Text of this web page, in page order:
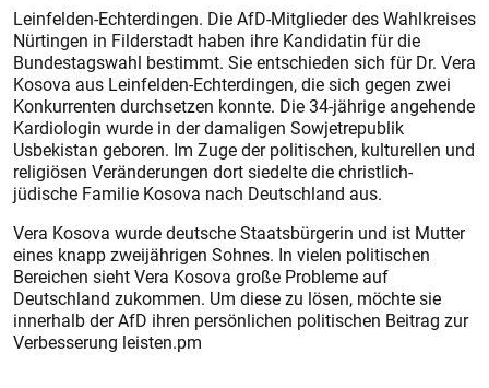
Leinfelden-Echterdingen. Die AfD-Mitglieder des Wahlkreises
Nürtingen in Filderstadt haben ihre Kandidatin für die
Bundestagswahl bestimmt. Sie entschieden sich für Dr. Vera
Kosova aus Leinfelden-Echterdingen, die sich gegen zwei
Konkurrenten durchsetzen konnte. Die 34-jährige angehende
Kardiologin wurde in der damaligen Sowjetrepublik
Usbekistan geboren. Im Zuge der politischen, kulturellen und
religiösen Veränderungen dort siedelte die christlich-
jüdische Familie Kosova nach Deutschland aus.
Vera Kosova wurde deutsche Staatsbürgerin und ist Mutter
eines knapp zweijährigen Sohnes. In vielen politischen
Bereichen sieht Vera Kosova große Probleme auf
Deutschland zukommen. Um diese zu lösen, möchte sie
innerhalb der AfD ihren persönlichen politischen Beitrag zur
Verbesserung leisten.pm